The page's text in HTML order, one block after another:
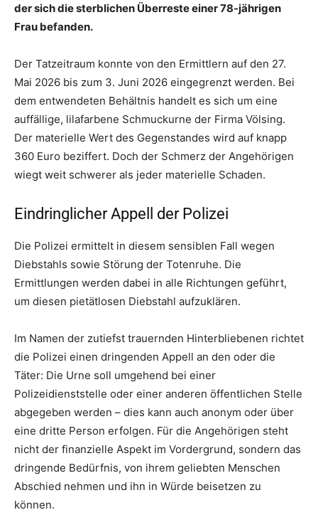
der sich die sterblichen Überreste einer 78-jährigen
Frau befanden.
Der Tatzeitraum konnte von den Ermittlern auf den 27.
Mai 2026 bis zum 3. Juni 2026 eingegrenzt werden. Bei
dem entwendeten Behältnis handelt es sich um eine
auffällige, lilafarbene Schmuckurne der Firma Völsing.
Der materielle Wert des Gegenstandes wird auf knapp
360 Euro beziffert. Doch der Schmerz der Angehörigen
wiegt weit schwerer als jeder materielle Schaden.
Eindringlicher Appell der Polizei
Die Polizei ermittelt in diesem sensiblen Fall wegen
Diebstahls sowie Störung der Totenruhe. Die
Ermittlungen werden dabei in alle Richtungen geführt,
um diesen pietätlosen Diebstahl aufzuklären.
Im Namen der zutiefst trauernden Hinterbliebenen richtet
die Polizei einen dringenden Appell an den oder die
Täter: Die Urne soll umgehend bei einer
Polizeidienststelle oder einer anderen öffentlichen Stelle
abgegeben werden – dies kann auch anonym oder über
eine dritte Person erfolgen. Für die Angehörigen steht
nicht der finanzielle Aspekt im Vordergrund, sondern das
dringende Bedürfnis, von ihrem geliebten Menschen
Abschied nehmen und ihn in Würde beisetzen zu
können.